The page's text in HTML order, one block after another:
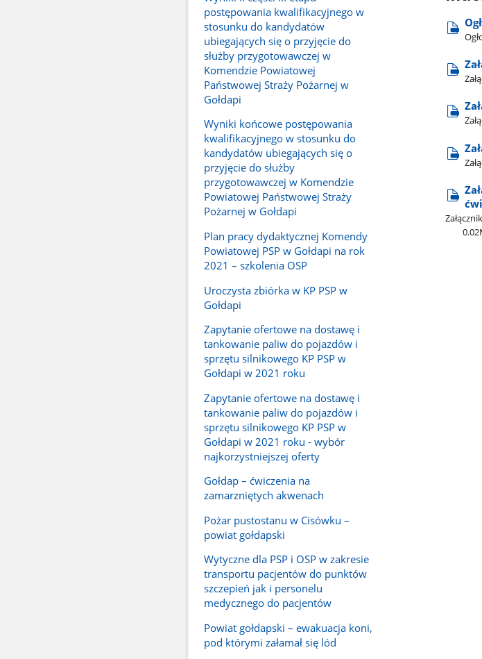
postępowania kwalifikacyjnego w
stosunku do kandydatów
ubiegających się o przyjęcie do
służby przygotowawczej w
Komendzie Powiatowej
Państwowej Straży Pożarnej w
Gołdapi
Wyniki końcowe postępowania
kwalifikacyjnego w stosunku do
kandydatów ubiegających się o
przyjęcie do służby
przygotowawczej w Komendzie
Powiatowej Państwowej Straży
Pożarnej w Gołdapi
Plan pracy dydaktycznej Komendy
Powiatowej PSP w Gołdapi na rok
2021 – szkolenia OSP
Uroczysta zbiórka w KP PSP w
Gołdapi
Zapytanie ofertowe na dostawę i
tankowanie paliw do pojazdów i
sprzętu silnikowego KP PSP w
Gołdapi w 2021 roku
Zapytanie ofertowe na dostawę i
tankowanie paliw do pojazdów i
sprzętu silnikowego KP PSP w
Gołdapi w 2021 roku - wybór
najkorzystniejszej oferty
Gołdap – ćwiczenia na
zamarzniętych akwenach
Pożar pustostanu w Cisówku –
powiat gołdapski
Wytyczne dla PSP i OSP w zakresie
transportu pacjentów do punktów
szczepień jak i personelu
medycznego do pacjentów
Powiat gołdapski – ewakuacja koni,
pod którymi załamał się lód